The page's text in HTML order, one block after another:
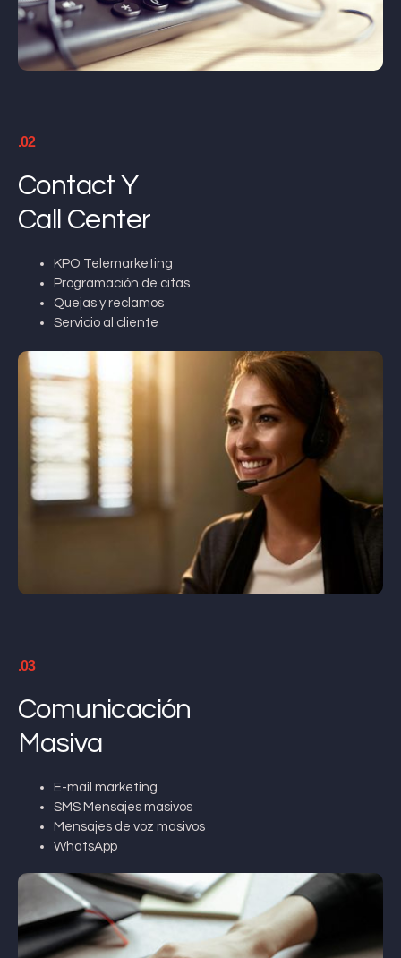
.02
Contact Y
Call Center
KPO Telemarketing
Programación de citas
Quejas y reclamos
Servicio al cliente
.03
Comunicación
Masiva
E-mail marketing
SMS Mensajes masivos
Mensajes de voz masivos
WhatsApp